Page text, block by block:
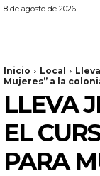
8 de agosto de 2026